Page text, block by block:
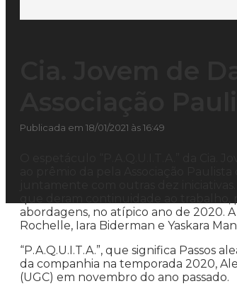
Publicada em 18/01/2021 às 16:49
abordagens, no atípico ano de 2020.
Rochelle, Iara Biderman e Yaskara
“P.A.Q.U.I.T.A.”, que significa
da companhia na temporada 2020,
(UGC) em novembro do ano passado.